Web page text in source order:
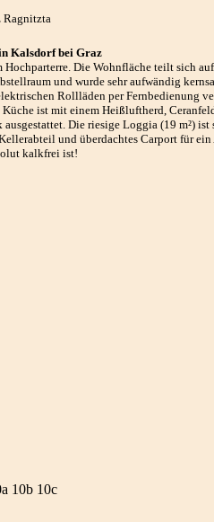
Ragnitzta
Kalsdorf bei Graz
Die Wohnfläche teilt sich
und wurde sehr aufwändig
Rollläden per Fernbedienung
ist mit einem Heißluftherd,
Die riesige Loggia (19 m²)
und überdachtes Carport für
kalkfrei ist!
10b 10c